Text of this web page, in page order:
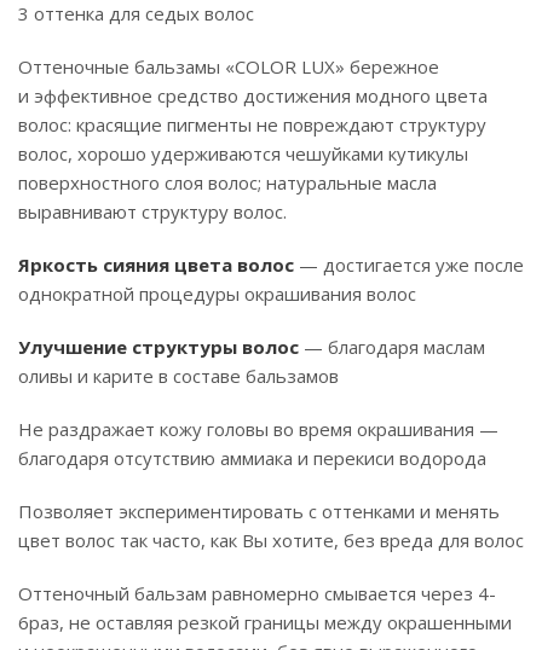
3 оттенка для седых волос
Оттеночные бальзамы «COLOR LUX» бережное
и эффективное средство достижения модного цвета
волос: красящие пигменты не повреждают структуру
волос, хорошо удерживаются чешуйками кутикулы
поверхностного слоя волос; натуральные масла
выравнивают структуру волос.
Яркость сияния цвета волос — достигается уже после
однократной процедуры окрашивания волос
Улучшение структуры волос — благодаря маслам
оливы и карите в составе бальзамов
Не раздражает кожу головы во время окрашивания —
благодаря отсутствию аммиака и перекиси водорода
Позволяет экспериментировать с оттенками и менять
цвет волос так часто, как Вы хотите, без вреда для волос
Оттеночный бальзам равномерно смывается через 4-
6раз, не оставляя резкой границы между окрашенными